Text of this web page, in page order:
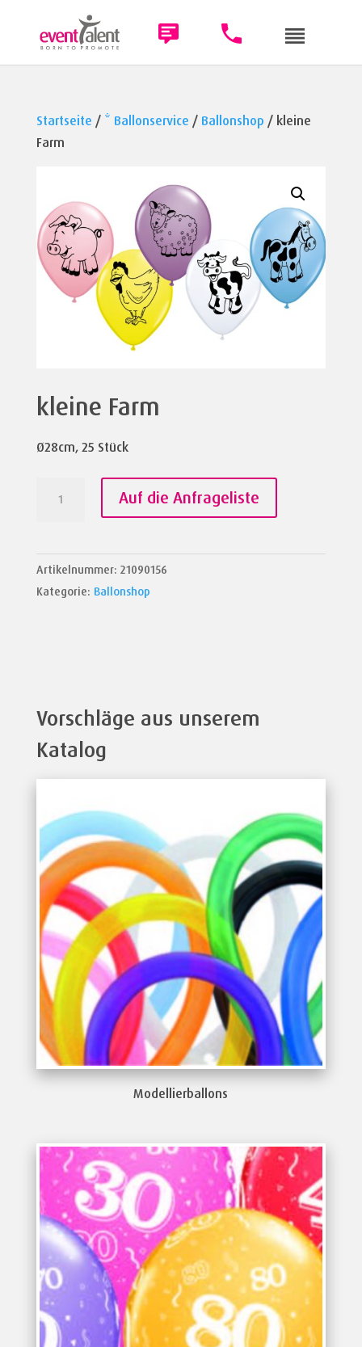
Startseite / * Ballonservice / Ballonshop / kleine
Farm
kleine Farm
Ø28cm, 25 Stück
Auf die Anfrageliste
Artikelnummer: 21090156
Kategorie: Ballonshop
Vorschläge aus unserem
Katalog
Modellierballons